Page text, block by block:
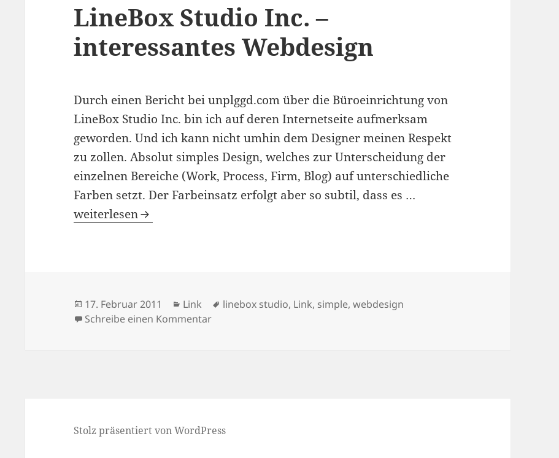
LineBox Studio Inc. –
interessantes Webdesign
Durch einen Bericht bei unplggd.com über die Büroeinrichtung von
LineBox Studio Inc. bin ich auf deren Internetseite aufmerksam
geworden. Und ich kann nicht umhin dem Designer meinen Respekt
zu zollen. Absolut simples Design, welches zur Unterscheidung der
einzelnen Bereiche (Work, Process, Firm, Blog) auf unterschiedliche
Farben setzt. Der Farbeinsatz erfolgt aber so subtil, dass es …
LineBox Studio Inc. – interessantes Webdesign
weiterlesen
Veröffentlicht
am
17. Februar 2011 Kategorien
Link Schlagwörter
linebox studio, Link, simple,webdesign
Schreibe einen Kommentarzu LineBox Studio Inc. – interessantes Webdesign
Stolz präsentiert von WordPress